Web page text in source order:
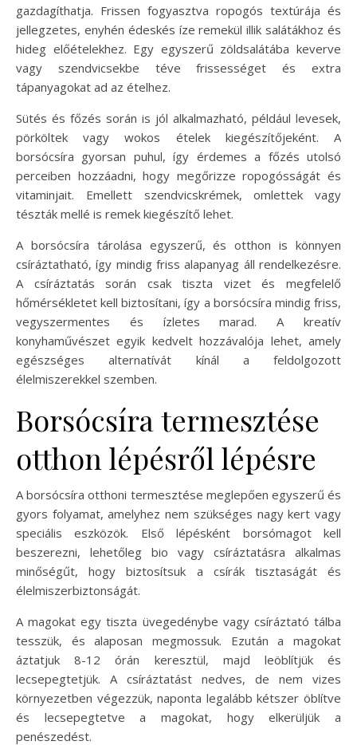
gazdagíthatja. Frissen fogyasztva ropogós textúrája és
jellegzetes, enyhén édeskés íze remekül illik salátákhoz és
hideg előételekhez. Egy egyszerű zöldsalátába keverve
vagy szendvicsekbe téve frissességet és extra
tápanyagokat ad az ételhez.
Sütés és főzés során is jól alkalmazható, például levesek,
pörköltek vagy wokos ételek kiegészítőjeként. A
borsócsíra gyorsan puhul, így érdemes a főzés utolsó
perceiben hozzáadni, hogy megőrizze ropogósságát és
vitaminjait. Emellett szendvicskrémek, omlettek vagy
tészták mellé is remek kiegészítő lehet.
A borsócsíra tárolása egyszerű, és otthon is könnyen
csíráztatható, így mindig friss alapanyag áll rendelkezésre.
A csíráztatás során csak tiszta vizet és megfelelő
hőmérsékletet kell biztosítani, így a borsócsíra mindig friss,
vegyszermentes és ízletes marad. A kreatív
konyhaművészet egyik kedvelt hozzávalója lehet, amely
egészséges alternatívát kínál a feldolgozott
élelmiszerekkel szemben.
Borsócsíra termesztése
otthon lépésről lépésre
A borsócsíra otthoni termesztése meglepően egyszerű és
gyors folyamat, amelyhez nem szükséges nagy kert vagy
speciális eszközök. Első lépésként borsómagot kell
beszerezni, lehetőleg bio vagy csíráztatásra alkalmas
minőségűt, hogy biztosítsuk a csírák tisztaságát és
élelmiszerbiztonságát.
A magokat egy tiszta üvegedénybe vagy csíráztató tálba
tesszük, és alaposan megmossuk. Ezután a magokat
áztatjuk 8-12 órán keresztül, majd leöblítjük és
lecsepegtetjük. A csíráztatást nedves, de nem vizes
környezetben végezzük, naponta legalább kétszer öblítve
és lecsepegtetve a magokat, hogy elkerüljük a
penészedést.